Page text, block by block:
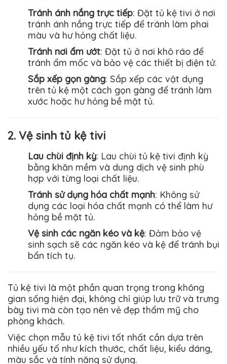
Tránh ánh nắng trực tiếp: Đặt tủ kệ tivi ở nơi
tránh ánh nắng trực tiếp để tránh làm phai
màu và hư hỏng chất liệu.
Tránh nơi ẩm ướt: Đặt tủ ở nơi khô ráo để
tránh ẩm mốc và bảo vệ các thiết bị điện tử.
Sắp xếp gọn gàng: Sắp xếp các vật dụng
trên tủ kệ một cách gọn gàng để tránh làm
xước hoặc hư hỏng bề mặt tủ.
2. Vệ sinh tủ kệ tivi
Lau chùi định kỳ: Lau chùi tủ kệ tivi định kỳ
bằng khăn mềm và dung dịch vệ sinh phù
hợp với từng loại chất liệu.
Tránh sử dụng hóa chất mạnh: Không sử
dụng các loại hóa chất mạnh có thể làm hư
hỏng bề mặt tủ.
Vệ sinh các ngăn kéo và kệ: Đảm bảo vệ
sinh sạch sẽ các ngăn kéo và kệ để tránh bụi
bẩn tích tụ.
Tủ kệ tivi là một phần quan trọng trong không
gian sống hiện đại, không chỉ giúp lưu trữ và trưng
bày tivi mà còn tạo nên vẻ đẹp thẩm mỹ cho
phòng khách.
Việc chọn mẫu tủ kệ tivi tốt nhất cần dựa trên
nhiều yếu tố như kích thước, chất liệu, kiểu dáng,
màu sắc và tính năng sử dụng.